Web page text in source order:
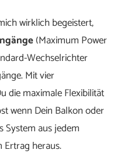
wirklich begeistert,
(Maximum Power
Wechselrichter
Mit vier
die maximale Flexibilität
wenn Dein Balkon oder
System aus jedem
heraus.